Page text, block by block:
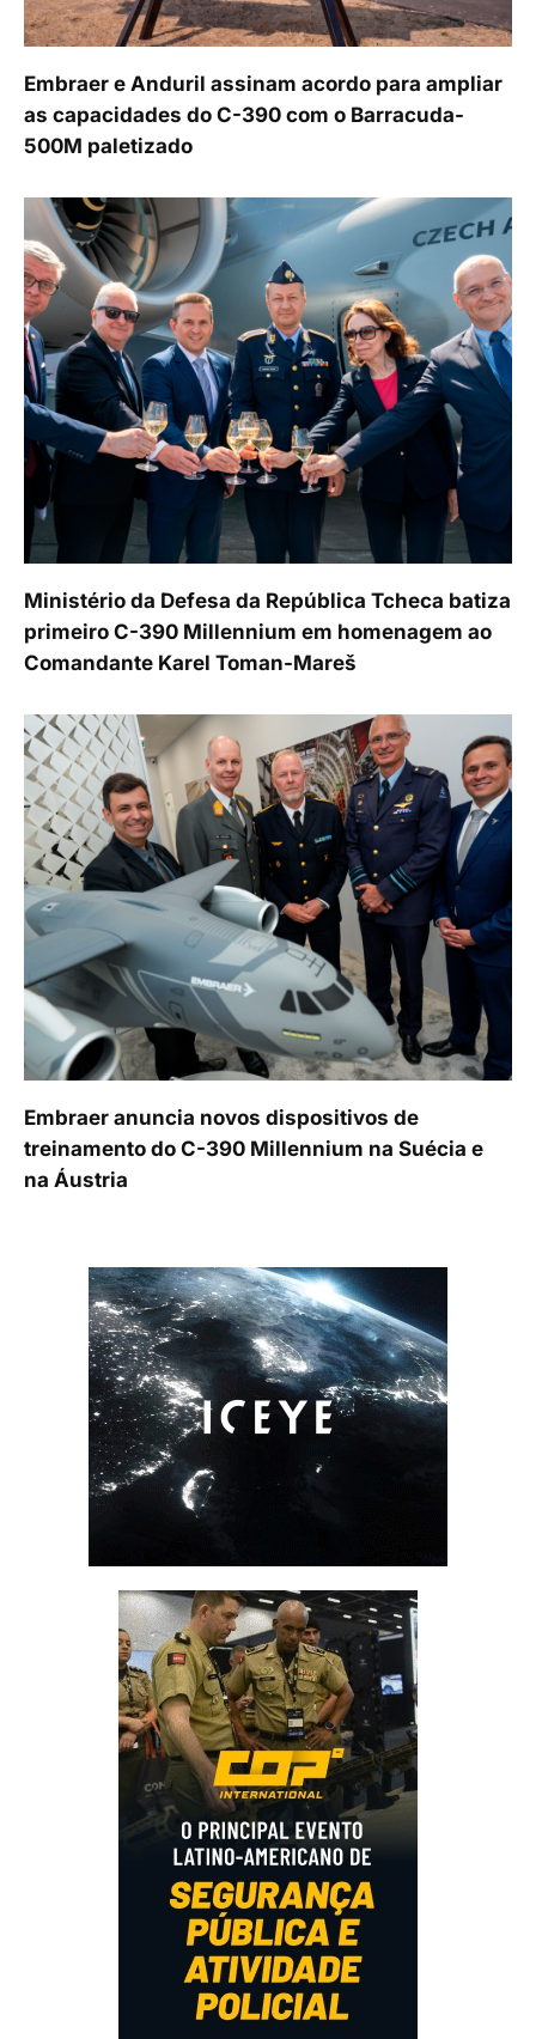
Embraer e Anduril assinam acordo para ampliar
as capacidades do C-390 com o Barracuda-
500M paletizado
Ministério da Defesa da República Tcheca batiza
primeiro C-390 Millennium em homenagem ao
Comandante Karel Toman-Mareš
Embraer anuncia novos dispositivos de
treinamento do C-390 Millennium na Suécia e
na Áustria